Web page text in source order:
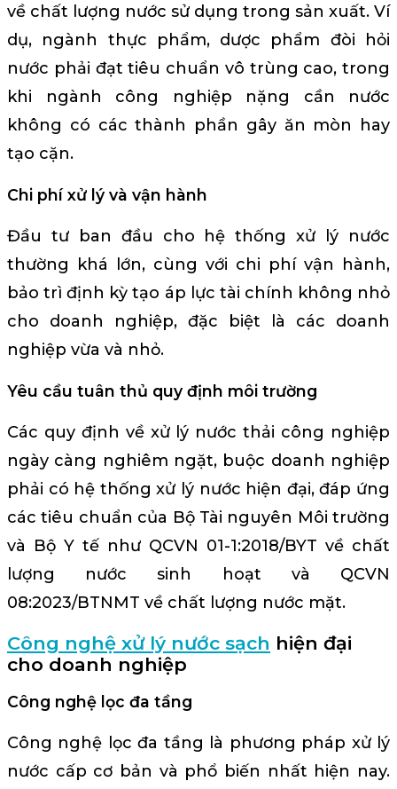
về chất lượng nước sử dụng trong sản xuất. Ví
dụ, ngành thực phẩm, dược phẩm đòi hỏi
nước phải đạt tiêu chuẩn vô trùng cao, trong
khi ngành công nghiệp nặng cần nước
không có các thành phần gây ăn mòn hay
tạo cặn.
Chi phí xử lý và vận hành
Đầu tư ban đầu cho hệ thống xử lý nước
thường khá lớn, cùng với chi phí vận hành,
bảo trì định kỳ tạo áp lực tài chính không nhỏ
cho doanh nghiệp, đặc biệt là các doanh
nghiệp vừa và nhỏ.
Yêu cầu tuân thủ quy định môi trường
Các quy định về xử lý nước thải công nghiệp
ngày càng nghiêm ngặt, buộc doanh nghiệp
phải có hệ thống xử lý nước hiện đại, đáp ứng
các tiêu chuẩn của Bộ Tài nguyên Môi trường
và Bộ Y tế như QCVN 01-1:2018/BYT về chất
lượng nước sinh hoạt và QCVN
08:2023/BTNMT về chất lượng nước mặt.
Công nghệ xử lý nước sạch hiện đại
cho doanh nghiệp
Công nghệ lọc đa tầng
Công nghệ lọc đa tầng là phương pháp xử lý
nước cấp cơ bản và phổ biến nhất hiện nay.